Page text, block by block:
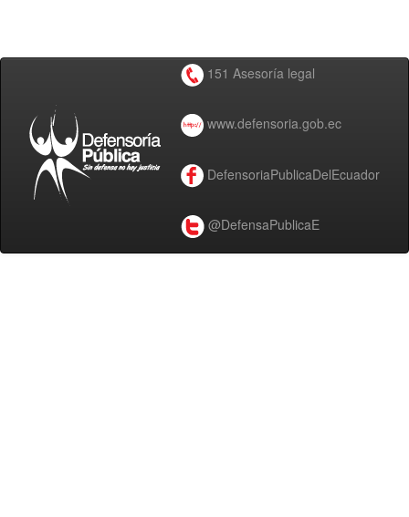
151 Asesoría legal
www.defensoria.gob.ec
DefensoriaPublicaDelEcuador
@DefensaPublicaE